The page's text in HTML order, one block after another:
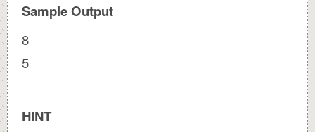
Sample Output
8
5
HINT